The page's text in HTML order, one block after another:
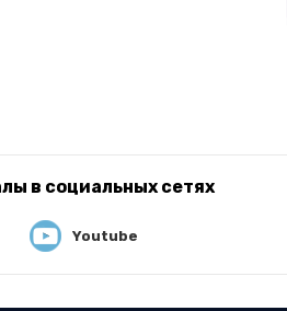
в социальных сетях
Youtube